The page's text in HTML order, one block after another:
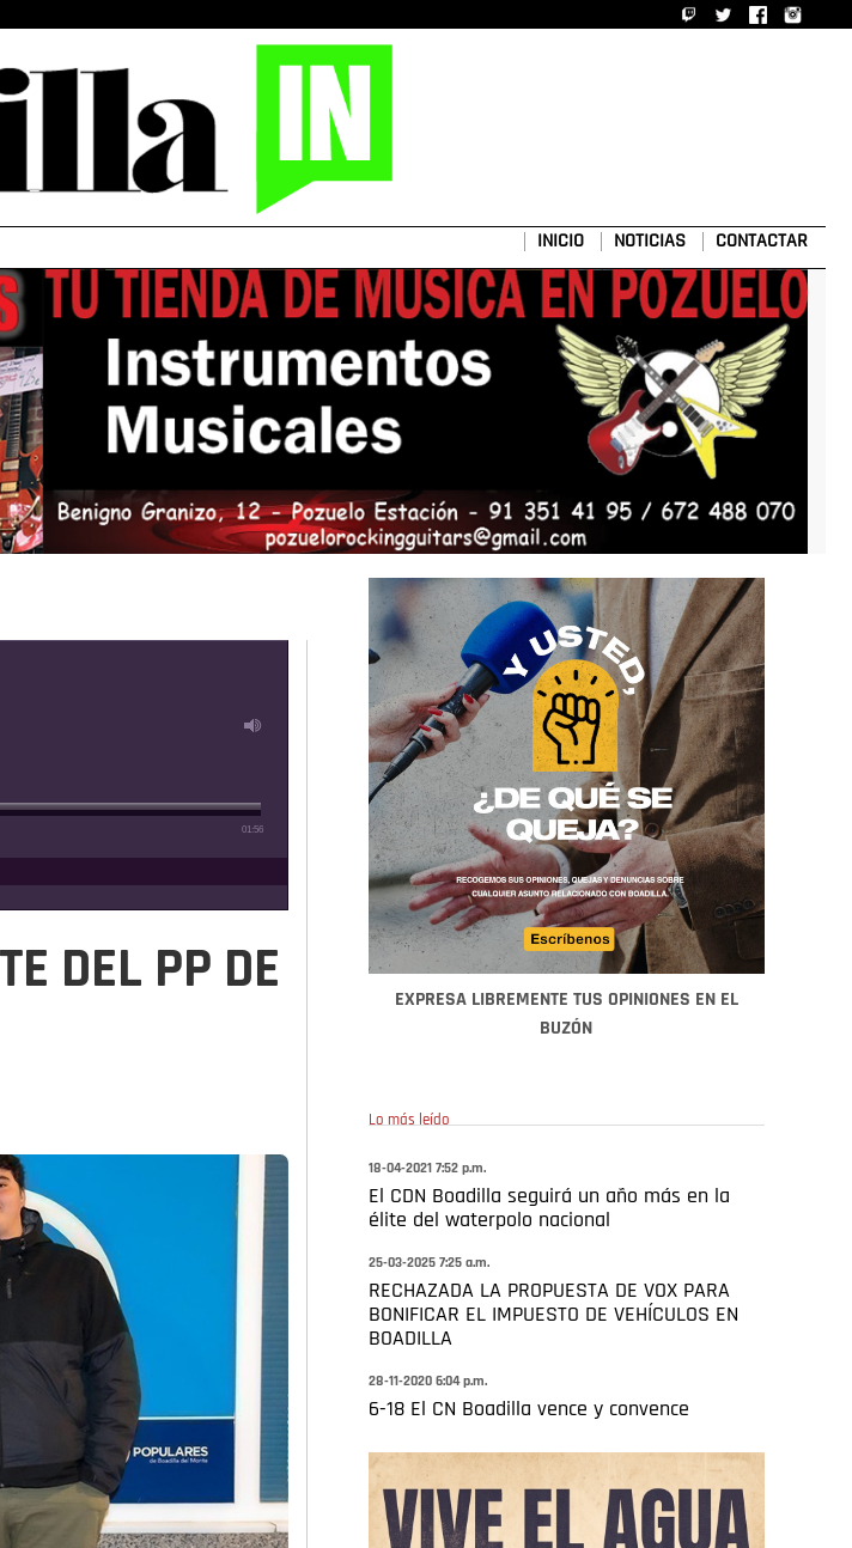
INICIO NOTICIAS CONTACTAR
01:56
DEL PP DE
EXPRESA LIBREMENTE TUS OPINIONES EN EL
BUZÓN
Lo más leído
18-04-2021 7:52 p.m.
El CDN Boadilla seguirá un año más en la
élite del waterpolo nacional
25-03-2025 7:25 a.m.
RECHAZADA LA PROPUESTA DE VOX PARA
BONIFICAR EL IMPUESTO DE VEHÍCULOS EN
BOADILLA
28-11-2020 6:04 p.m.
6-18 El CN Boadilla vence y convence